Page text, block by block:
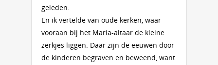
geleden.
En ik vertelde van oude kerken, waar
vooraan bij het Maria-altaar de kleine
zerkjes liggen. Daar zijn de eeuwen door
de kinderen begraven en beweend, want